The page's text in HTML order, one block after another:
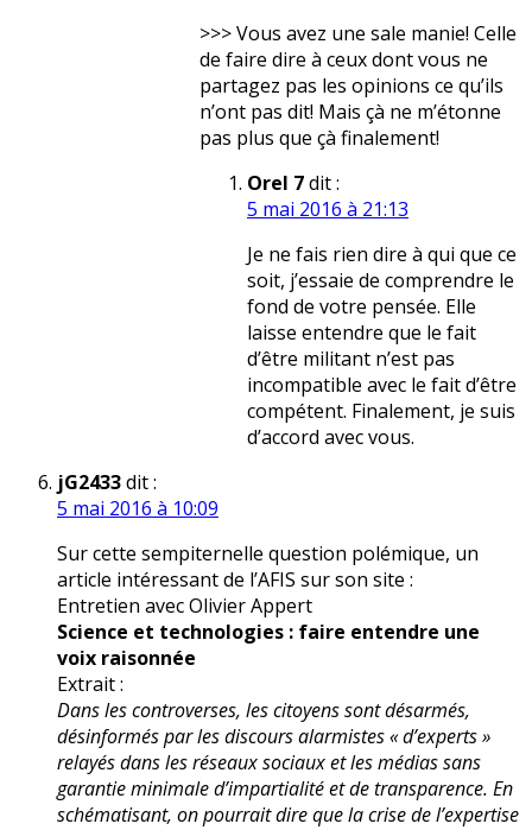
>>> Vous avez une sale manie! Celle
de faire dire à ceux dont vous ne
partagez pas les opinions ce qu’ils
n’ont pas dit! Mais çà ne m’étonne
pas plus que çà finalement!
Orel 7dit :
5 mai 2016 à 21:13
Je ne fais rien dire à qui que ce
soit, j’essaie de comprendre le
fond de votre pensée. Elle
laisse entendre que le fait
d’être militant n’est pas
incompatible avec le fait d’être
compétent. Finalement, je suis
d’accord avec vous.
jG2433dit :
5 mai 2016 à 10:09
Sur cette sempiternelle question polémique, un
article intéressant de l’AFIS sur son site :
Entretien avec Olivier Appert
Science et technologies : faire entendre une
voix raisonnée
Extrait :
Dans les controverses, les citoyens sont désarmés,
désinformés par les discours alarmistes « d’experts »
relayés dans les réseaux sociaux et les médias sans
garantie minimale d’impartialité et de transparence. En
schématisant, on pourrait dire que la crise de l’expertise